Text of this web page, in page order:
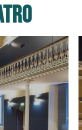
7 settembre
Braccianti
costruirci un